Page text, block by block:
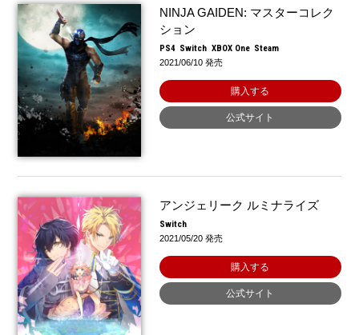
NINJA GAIDEN: マスターコレク
ション
PS4 Switch XBOX One Steam
2021/06/10 発売
購入する
公式サイト
アンジェリーク ルミナライズ
Switch
2021/05/20 発売
購入する
公式サイト